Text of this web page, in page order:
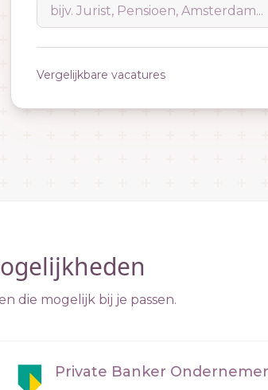
Vergelijkbare vacatures
die mogelijk bij je passen.
Private Banker Ondernemer